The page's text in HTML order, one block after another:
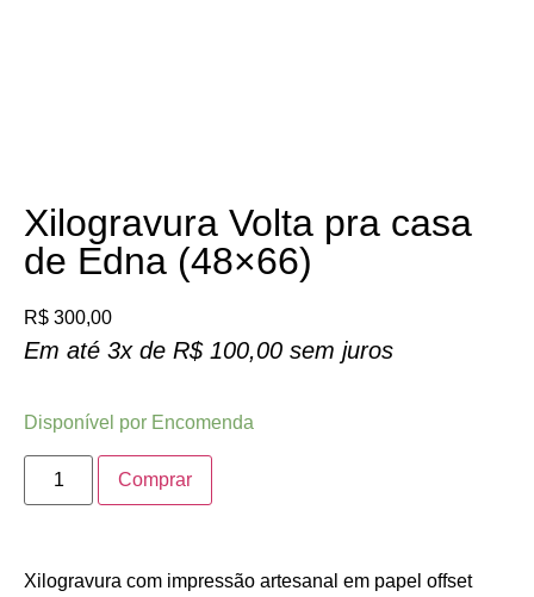
Xilogravura Volta pra casa
de Edna (48×66)
R$ 300,00
Em até 3x de R$100,00 sem juros
Disponível por Encomenda
Comprar
Xilogravura com impressão artesanal em papel offset